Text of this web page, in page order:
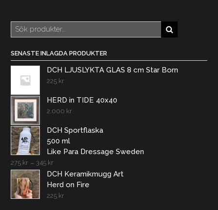
Sök
efter:
SENASTE INLAGDA PRODUKTER
DCH LJUSLYKTA GLAS 8 cm Star Born
225 kr
HERD in TIDE 40x40
2.000 kr
DCH Sportflaska
500 ml
Like Para Dressage Sweden
275 kr – 345 kr
DCH Keramikmugg Art
Herd on Fire
225 kr